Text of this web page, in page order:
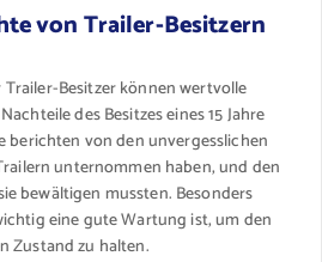
von Trailer-Besitzern
Besitzer können wertvolle
des Besitzes eines 15 Jahre
berichten von den unvergesslichen
unternommen haben, und den
bewältigen mussten. Besonders
eine gute Wartung ist, um den
Zustand zu halten.